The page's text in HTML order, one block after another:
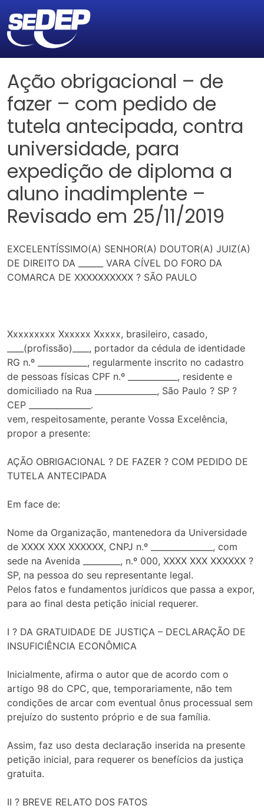
Ação obrigacional – de
fazer – com pedido de
tutela antecipada, contra
universidade, para
expedição de diploma a
aluno inadimplente –
Revisado em 25/11/2019
EXCELENTÍSSIMO(A) SENHOR(A) DOUTOR(A) JUIZ(A)
DE DIREITO DA ______ VARA CÍVEL DO FORO DA
COMARCA DE XXXXXXXXXX ? SÃO PAULO
Xxxxxxxxx Xxxxxx Xxxxx, brasileiro, casado,
____(profissão)____, portador da cédula de identidade
RG n.º ____________, regularmente inscrito no cadastro
de pessoas físicas CPF n.º ____________, residente e
domiciliado na Rua _______________, São Paulo ? SP ?
CEP _______________.
vem, respeitosamente, perante Vossa Excelência,
propor a presente:
AÇÃO OBRIGACIONAL ? DE FAZER ? COM PEDIDO DE
TUTELA ANTECIPADA
Em face de:
Nome da Organização, mantenedora da Universidade
de XXXX XXX XXXXXX, CNPJ n.º _______________, com
sede na Avenida _________, n.º 000, XXXX XXX XXXXXX ?
SP, na pessoa do seu representante legal.
Pelos fatos e fundamentos jurídicos que passa a expor,
para ao final desta petição inicial requerer.
I ? DA GRATUIDADE DE JUSTIÇA – DECLARAÇÃO DE
INSUFICIÊNCIA ECONÔMICA
Inicialmente, afirma o autor que de acordo com o
artigo 98 do CPC, que, temporariamente, não tem
condições de arcar com eventual ônus processual sem
prejuízo do sustento próprio e de sua família.
Assim, faz uso desta declaração inserida na presente
petição inicial, para requerer os benefícios da justiça
gratuita.
II ? BREVE RELATO DOS FATOS